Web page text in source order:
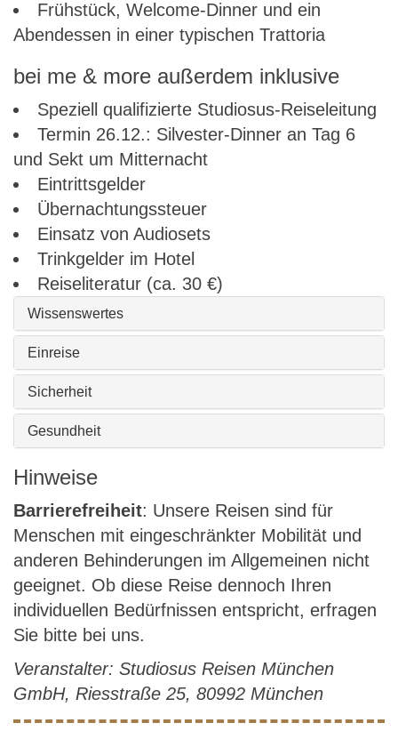
Frühstück, Welcome-Dinner und ein
Abendessen in einer typischen Trattoria
bei me & more außerdem inklusive
Speziell qualifizierte Studiosus-Reiseleitung
Termin 26.12.: Silvester-Dinner an Tag 6
und Sekt um Mitternacht
Eintrittsgelder
Übernachtungssteuer
Einsatz von Audiosets
Trinkgelder im Hotel
Reiseliteratur (ca. 30 €)
Wissenswertes
Einreise
Sicherheit
Gesundheit
Hinweise
Barrierefreiheit: Unsere Reisen sind für
Menschen mit eingeschränkter Mobilität und
anderen Behinderungen im Allgemeinen nicht
geeignet. Ob diese Reise dennoch Ihren
individuellen Bedürfnissen entspricht, erfragen
Sie bitte bei uns.
Veranstalter: Studiosus Reisen München
GmbH, Riesstraße 25, 80992 München